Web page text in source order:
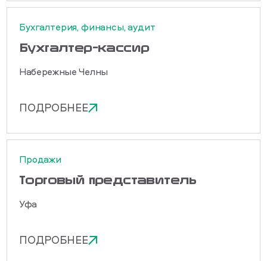
Бухгалтерия, финансы, аудит
Бухгалтер-кассир
Набережные Челны
ПОДРОБНЕЕ
Продажи
Торговый представитель
Уфа
ПОДРОБНЕЕ